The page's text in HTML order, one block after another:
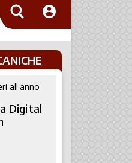
all'anno
Digital